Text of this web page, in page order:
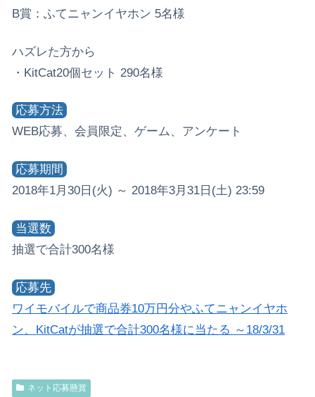
B賞：ふてニャンイヤホン 5名様
ハズレた方から
・KitCat20個セット 290名様
応募方法
WEB応募、会員限定、ゲーム、アンケート
応募期間
2018年1月30日(火) ～ 2018年3月31日(土) 23:59
当選数
抽選で合計300名様
応募先
ワイモバイルで商品券10万円分やふてニャンイヤホ
ン、KitCatが抽選で合計300名様に当たる ～18/3/31
ネット応募懸賞